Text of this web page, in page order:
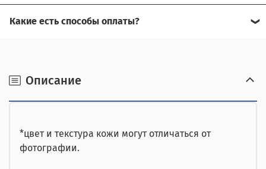
наличными при получении,
Описание
*цвет и текстура кожи могут отличаться от
фотографии.